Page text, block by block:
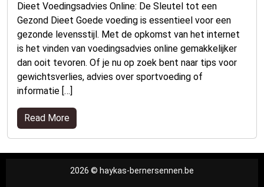
Dieet Voedingsadvies Online: De Sleutel tot een
Gezond Dieet Goede voeding is essentieel voor een
gezonde levensstijl. Met de opkomst van het internet
is het vinden van voedingsadvies online gemakkelijker
dan ooit tevoren. Of je nu op zoek bent naar tips voor
gewichtsverlies, advies over sportvoeding of
informatie […]
Read More
2026 © haykas-bernersennen.be